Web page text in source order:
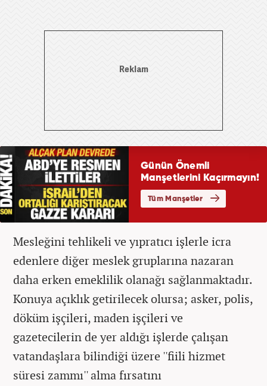
Mesleğini tehlikeli ve yıpratıcı işlerle icra
edenlere diğer meslek gruplarına nazaran
daha erken emeklilik olanağı sağlanmaktadır.
Konuya açıklık getirilecek olursa; asker, polis,
döküm işçileri, maden işçileri ve
gazetecilerin de yer aldığı işlerde çalışan
vatandaşlara bilindiği üzere ''fiili hizmet
süresi zammı'' alma fırsatını